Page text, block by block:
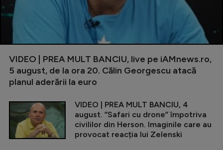
VIDEO | PREA MULT BANCIU, live pe iAMnews.ro,
5 august, de la ora 20. Călin Georgescu atacă
planul aderării la euro
VIDEO | PREA MULT BANCIU, 4
august. ”Safari cu drone” împotriva
civililor din Herson. Imaginile care au
provocat reacția lui Zelenski